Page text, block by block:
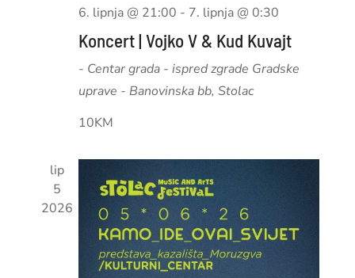
6. lipnja @ 21:00 - 7. lipnja @ 0:30
Koncert | Vojko V & Kud Kuvajt
- Centar grada - ispred zgrade Gradske
uprave - Banovinska bb, Stolac
10KM
lip
5
2026